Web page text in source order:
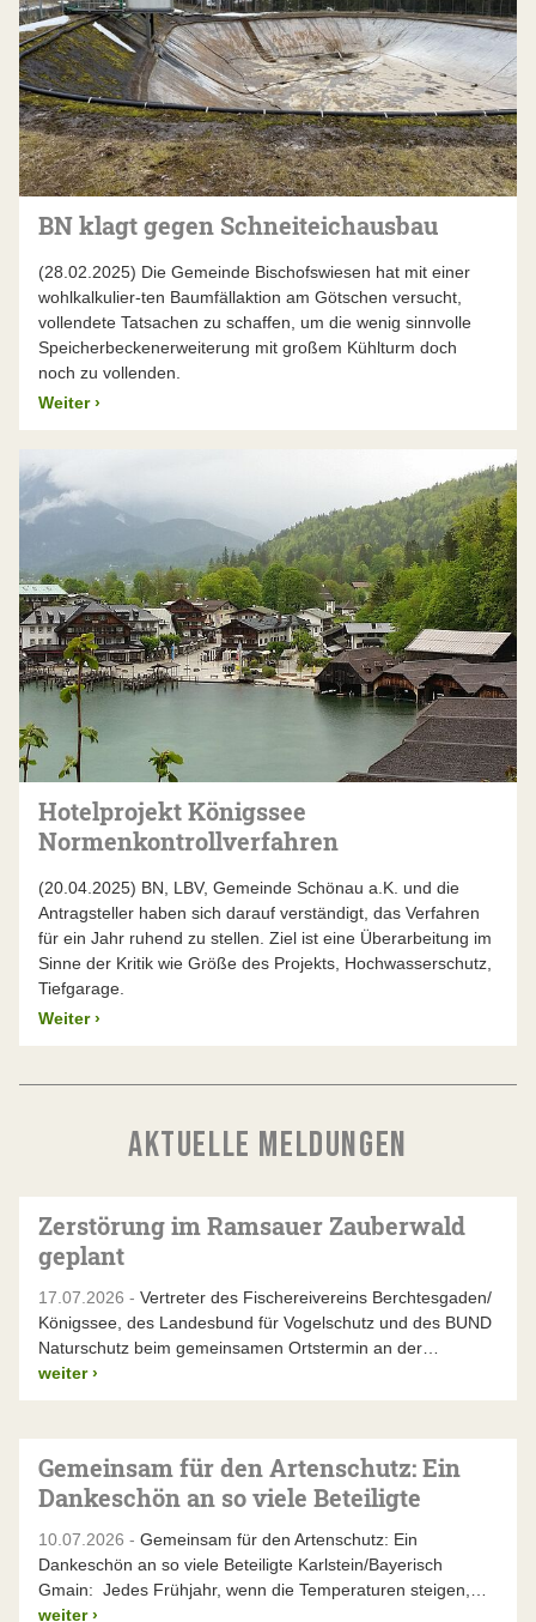
BN klagt gegen Schneiteichausbau
(28.02.2025) Die Gemeinde Bischofswiesen hat mit einer
wohlkalkulier-ten Baumfällaktion am Götschen versucht,
vollendete Tatsachen zu schaffen, um die wenig sinnvolle
Speicherbeckenerweiterung mit großem Kühlturm doch
noch zu vollenden.
Weiter ›
Hotelprojekt Königssee
Normenkontrollverfahren
(20.04.2025) BN, LBV, Gemeinde Schönau a.K. und die
Antragsteller haben sich darauf verständigt, das Verfahren
für ein Jahr ruhend zu stellen. Ziel ist eine Überarbeitung im
Sinne der Kritik wie Größe des Projekts, Hochwasserschutz,
Tiefgarage.
Weiter ›
AKTUELLE MELDUNGEN
Zerstörung im Ramsauer Zauberwald
geplant
17.07.2026 - Vertreter des Fischereivereins Berchtesgaden/
Königssee, des Landesbund für Vogelschutz und des BUND
Naturschutz beim gemeinsamen Ortstermin an der…
weiter ›
Gemeinsam für den Artenschutz: Ein
Dankeschön an so viele Beteiligte
10.07.2026 - Gemeinsam für den Artenschutz: Ein
Dankeschön an so viele Beteiligte Karlstein/Bayerisch
Gmain: Jedes Frühjahr, wenn die Temperaturen steigen,…
weiter ›